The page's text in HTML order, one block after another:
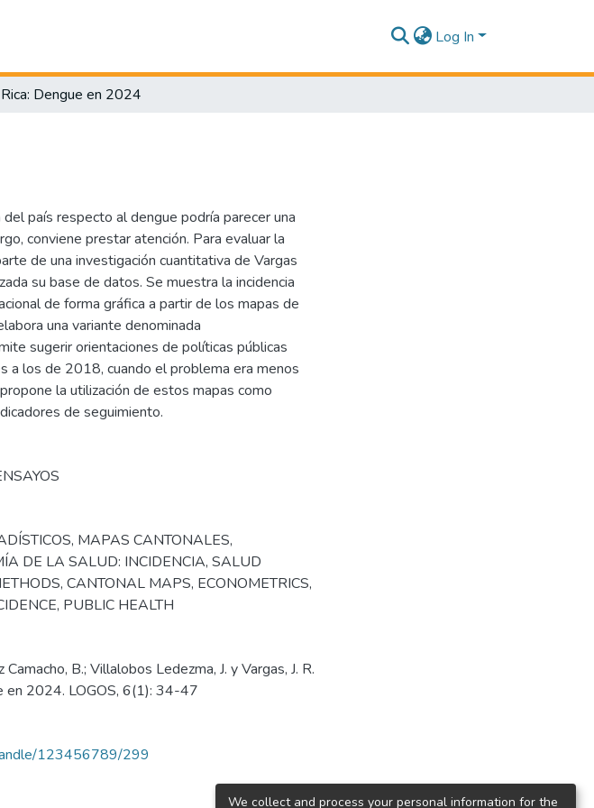
Log In
Dengue en 2024
país respecto al dengue podría parecer una
conviene prestar atención. Para evaluar la
de una investigación cuantitativa de Vargas
su base de datos. Se muestra la incidencia
de forma gráfica a partir de los mapas de
una variante denominada
sugerir orientaciones de políticas públicas
a los de 2018, cuando el problema era menos
la utilización de estos mapas como
de seguimiento.
, MAPAS CANTONALES,
DE LA SALUD: INCIDENCIA, SALUD
, CANTONAL MAPS, ECONOMETRICS,
, PUBLIC HEALTH
Camacho, B.; Villalobos Ledezma, J. y Vargas, J. R.
en 2024. LOGOS, 6(1): 34-47
123456789/299
We collect and process your personal information for the